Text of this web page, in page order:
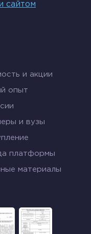
сайтом
и акции
опыт
и вузы
платформы
материалы